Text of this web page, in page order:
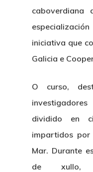
caboverdiana
iniciativa que
Galicia e
O curso,
dividido en
impartidos
Mar. Durante
de xullo,